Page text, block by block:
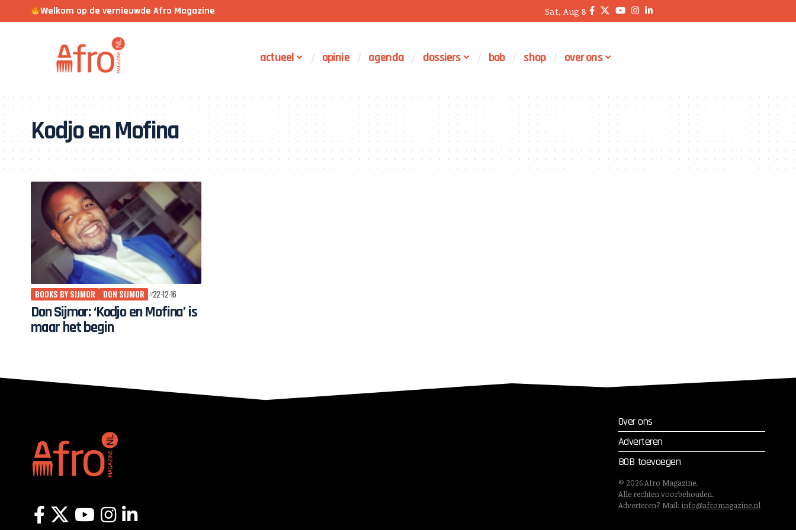
Welkom op de vernieuwde Afro Magazine Sat, Aug 8
actueel opinie agenda dossiers bob shop over ons
Kodjo en Mofina
BOOKS BY SIJMOR DON SIJMOR 22-12-16
Don Sijmor: ‘Kodjo en Mofina’ is
maar het begin
Over ons
Adverteren
BOB toevoegen
© 2026Afro Magazine.
Alle rechten voorbehouden.
Adverteren? Mail: info@afromagazine.nl